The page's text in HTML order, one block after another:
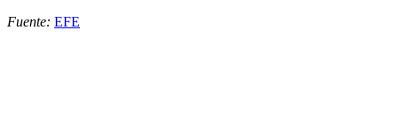
Fuente: EFE